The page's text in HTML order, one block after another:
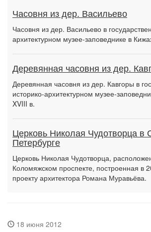
Часовня из дер. Васильево
Часовня из дер. Васильево в
архитектурном музее-заповеднике в
Деревянная часовня из дер.
Деревянная часовня из дер. Кавгоры в
историко-архитектурном музее-
XVIII в.
Церковь Николая Чудотворца в
Петербурге
Церковь Николая Чудотворца,
Коломяжском проспекте, построенная в
проекту архитектора Романа Муравьёва.
18 июня 2012